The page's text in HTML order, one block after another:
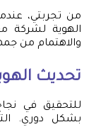
من تجربتي،
الهوية لشركة
والاهتمام من
تحديث
للتحقيق في
بشكل دوري.